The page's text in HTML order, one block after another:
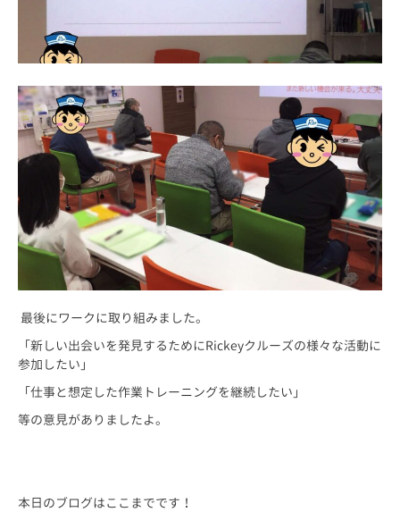
最後にワークに取り組みました。
「新しい出会いを発見するためにRickeyクルーズの様々な活動に
参加したい」
「仕事と想定した作業トレーニングを継続したい」
等の意見がありましたよ。
本日のブログはここまでです！